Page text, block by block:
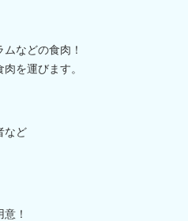
などの食肉！
を運びます。
など
！